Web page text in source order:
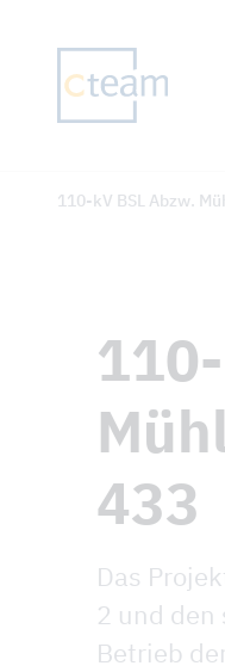
110-kV BSL Abzw.
433
Das
2 und
Betrieb